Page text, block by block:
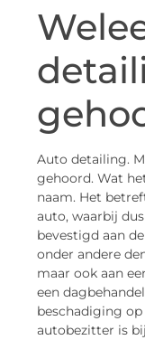
Auto detailing.
gehoord. Wat
naam. Het
auto, waarbij
bevestigd aan
onder andere
maar ook aan
een
beschadiging
autobezitter is